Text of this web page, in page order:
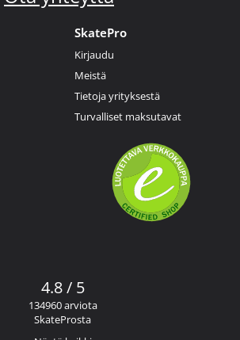
SkatePro
Kirjaudu
Meistä
Tietoja yrityksestä
Turvalliset maksutavat
4.8 / 5
134960 arviota
SkateProsta